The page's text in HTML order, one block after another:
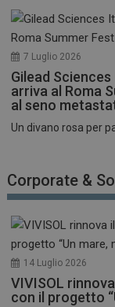
7 Luglio 2026
Gilead Sciences
arriva al Roma
al seno
Un divano rosa per
Corporate &
14 Luglio 2026
VIVISOL
con il progetto
sito web
NOME